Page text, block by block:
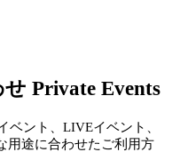
せ Private Events
ベント、LIVEイベント、
用途に合わせたご利用方